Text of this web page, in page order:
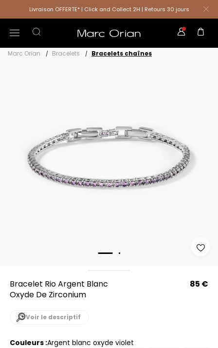
Livraison OFFERTE* | Click and Collect 2H | Retours 30 jours
Marc Orian Bracelets Bracelets chaînes
Bracelet Rio Argent Blanc
Oxyde De Zirconium
85 €
Voir le descriptif
Couleurs : argent blanc oxyde violet